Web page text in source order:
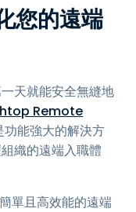
您的遠端
天就能安全無縫地
Remote
功能強大的解決方
織的遠端入職體
單且高效能的遠端